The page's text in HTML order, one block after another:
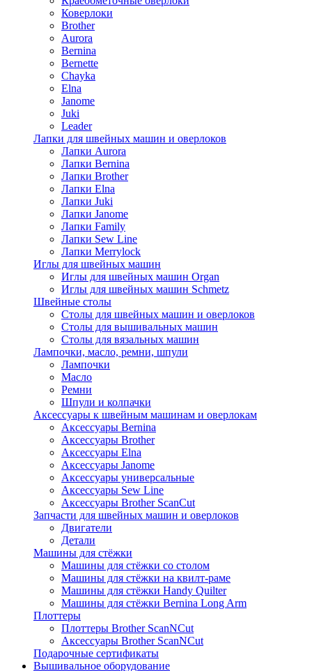
Коверлоки
Brother
Aurora
Bernina
Bernette
Chayka
Elna
Janome
Juki
Leader
Лапки для швейных машин и оверлоков
Лапки Aurora
Лапки Bernina
Лапки Brother
Лапки Elna
Лапки Juki
Лапки Janome
Лапки Family
Лапки Sew Line
Лапки Merrylock
Иглы для швейных машин
Иглы для швейных машин Organ
Иглы для швейных машин Schmetz
Швейные столы
Столы для швейных машин и оверлоков
Столы для вышивальных машин
Столы для вязальных машин
Лампочки, масло, ремни, шпули
Лампочки
Масло
Ремни
Шпули и колпачки
Аксессуары к швейным машинам и оверлокам
Аксессуары Bernina
Аксессуары Brother
Аксессуары Elna
Аксессуары Janome
Аксессуары универсальные
Аксессуары Sew Line
Аксессуары Brother ScanCut
Запчасти для швейных машин и оверлоков
Двигатели
Детали
Машины для стёжки
Машины для стёжки со столом
Машины для стёжки на квилт-раме
Машины для стёжки Handy Quilter
Машины для стёжки Bernina Long Arm
Плоттеры
Плоттеры Brother ScanNCut
Аксессуары Brother ScanNCut
Подарочные сертификаты
Вышивальное оборудование